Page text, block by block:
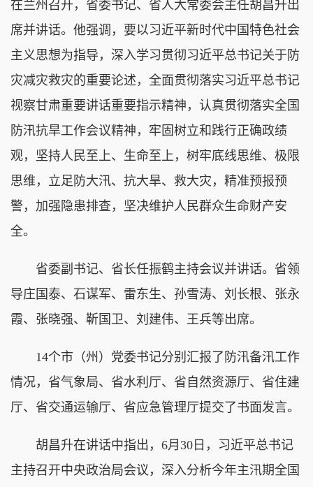
在兰州召开，省委书记、省人大常委会主任胡昌升出
席并讲话。他强调，要以习近平新时代中国特色社会
主义思想为指导，深入学习贯彻习近平总书记关于防
灾减灾救灾的重要论述，全面贯彻落实习近平总书记
视察甘肃重要讲话重要指示精神，认真贯彻落实全国
防汛抗旱工作会议精神，牢固树立和践行正确政绩
观，坚持人民至上、生命至上，树牢底线思维、极限
思维，立足防大汛、抗大旱、救大灾，精准预报预
警，加强隐患排查，坚决维护人民群众生命财产安
全。
省委副书记、省长任振鹤主持会议并讲话。省领
导庄国泰、石谋军、雷东生、孙雪涛、刘长根、张永
霞、张晓强、靳国卫、刘建伟、王兵等出席。
14个市（州）党委书记分别汇报了防汛备汛工作
情况，省气象局、省水利厅、省自然资源厅、省住建
厅、省交通运输厅、省应急管理厅提交了书面发言。
胡昌升在讲话中指出，6月30日，习近平总书记
主持召开中央政治局会议，深入分析今年主汛期全国